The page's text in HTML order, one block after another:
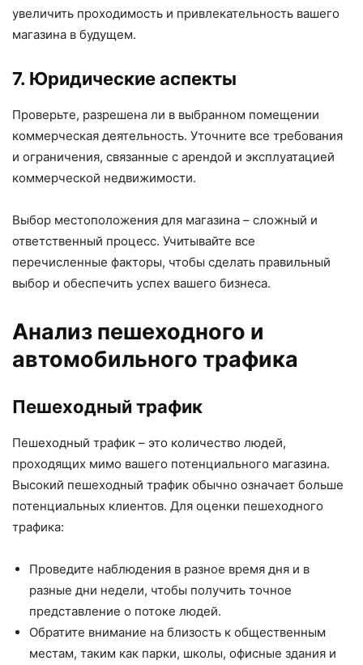
увеличить проходимость и привлекательность вашего
магазина в будущем.
7. Юридические аспекты
Проверьте, разрешена ли в выбранном помещении
коммерческая деятельность. Уточните все требования
и ограничения, связанные с арендой и эксплуатацией
коммерческой недвижимости.
Выбор местоположения для магазина – сложный и
ответственный процесс. Учитывайте все
перечисленные факторы, чтобы сделать правильный
выбор и обеспечить успех вашего бизнеса.
Анализ пешеходного и
автомобильного трафика
Пешеходный трафик
Пешеходный трафик – это количество людей,
проходящих мимо вашего потенциального магазина.
Высокий пешеходный трафик обычно означает больше
потенциальных клиентов. Для оценки пешеходного
трафика:
Проведите наблюдения в разное время дня и в
разные дни недели, чтобы получить точное
представление о потоке людей.
Обратите внимание на близость к общественным
местам, таким как парки, школы, офисные здания и